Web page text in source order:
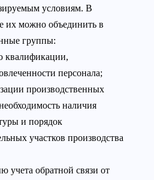
условиям. В
их можно объединить в
группы:
квалификации,
персонала;
производственных
наличия
и порядок
участков производства
учета обратной связи от